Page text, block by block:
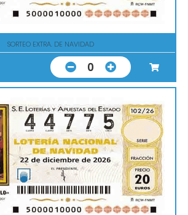
SORTEO EXTRA. DE NAVIDAD
0